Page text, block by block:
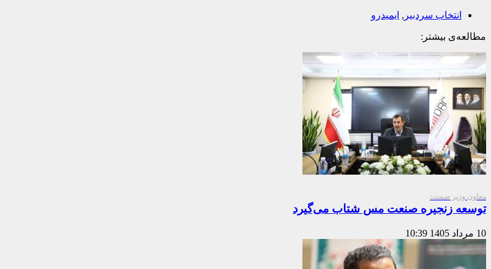
انتخاب سردبیر , ایمیدرو
مطالعه‌ی بیشتر:
معاون وزیر صمت:
توسعه زنجیره صنعت مس شتاب می‌گیرد
10 مرداد 1405 10:39